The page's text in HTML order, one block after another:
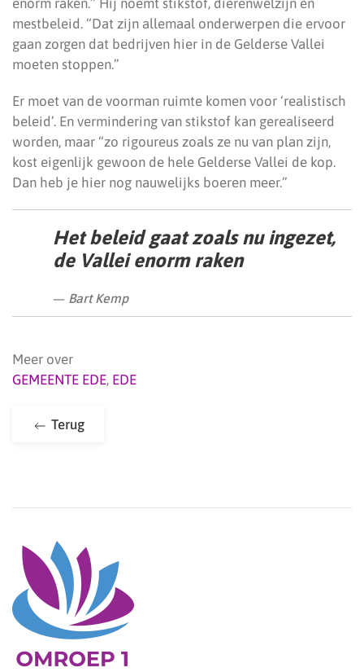
enorm raken.” Hij noemt stikstof, dierenwelzijn en
mestbeleid. “Dat zijn allemaal onderwerpen die ervoor
gaan zorgen dat bedrijven hier in de Gelderse Vallei
moeten stoppen.”
Er moet van de voorman ruimte komen voor ‘realistisch
beleid’. En vermindering van stikstof kan gerealiseerd
worden, maar “zo rigoureus zoals ze nu van plan zijn,
kost eigenlijk gewoon de hele Gelderse Vallei de kop.
Dan heb je hier nog nauwelijks boeren meer.”
Het beleid gaat zoals nu ingezet,
de Vallei enorm raken
Bart Kemp
Meer over
GEMEENTE EDE, EDE
Terug